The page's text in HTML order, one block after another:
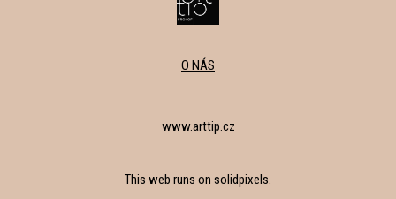
O NÁS
www.arttip.cz
This web runs on solidpixels.